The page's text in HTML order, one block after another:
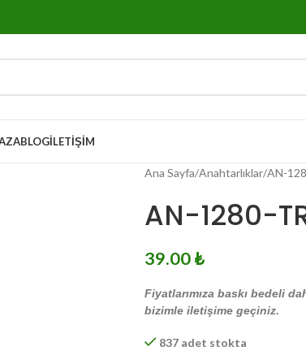
BLOGİLETIŞIM
Ana Sayfa Anahtarlıklar AN-
AN-1280-
39.00₺
Fiyatlarımıza baskı bedeli
bizimle iletişime geçiniz.
837 adet stokta